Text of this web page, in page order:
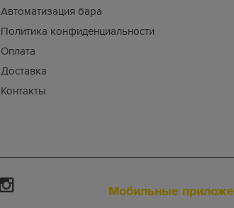
Автоматизация бара
Политика конфиденциальности
Оплата
Доставка
Контакты
Мобильные